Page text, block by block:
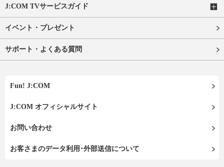
J:COM TVサービスガイド
イベント・プレゼント
サポート・よくある質問
Fun! J:COM
J:COM オフィシャルサイト
お問い合わせ
お客さまのデータ利用･外部送信について